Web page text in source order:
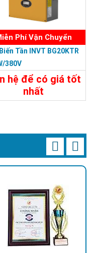
Phí Vận Chuyển
Tần INVT BG20KTR
380V
hệ để có giá tốt
nhất